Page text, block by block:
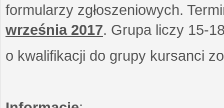
formularzy zgłoszeniowych.
września 2017. Grupa liczy 15-
o kwalifikacji do grupy kursanci